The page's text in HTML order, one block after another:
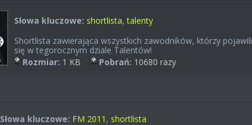
Słowa kluczowe: shortlista,talenty
Shortlista zawierająca wszystkich zawodników, którzy pojawili
się w tegorocznym dziale Talentów!
Rozmiar: 1 KB Pobrań: 10680 razy
Słowa kluczowe: FM 2011 , shortlista